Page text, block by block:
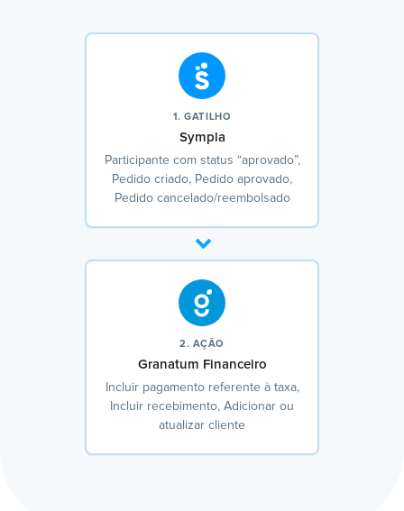
1. GATILHO
Sympla
Participante com status “aprovado”,
Pedido criado, Pedido aprovado,
Pedido cancelado/reembolsado
2. AÇÃO
Granatum Financeiro
Incluir pagamento referente à taxa,
Incluir recebimento, Adicionar ou
atualizar cliente